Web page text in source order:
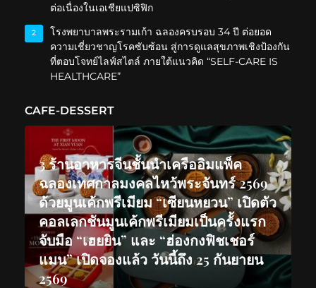
ต่อเนื่องในเอเชียแปซิฟิก
2
โรงพยาบาลพระรามเก้า ฉลองครบรอบ 34 ปี ต่อยอด
ความเชี่ยวชาญโรคซับซ้อน สู่การดูแลสุขภาพเชิงป้องกัน
ที่ตอบโจทย์ไลฟ์สไตล์ ภายใต้แนวคิด “SELF-CARE IS
HEALTHCARE”
CAFE-DESSERT
3 ร้านอาหารจีนชั้นนำเครืออิมแพ็ค
ฉลองเทศกาลมงคลไหว้พระจันทร์ 2569
ด้วยมูนเค้กพรีเมียม “เซียนหยวน” เปิดตัว
คอลเลกชันมูนเค้กพรีเมียมเป็นครั้งแรก
จับมือ “เฮยยิน” และ “ฮ่องกงฟิชเชอร์
แมน” เปิดจองแล้ว วันนี้ถึง 25 กันยายน
2569